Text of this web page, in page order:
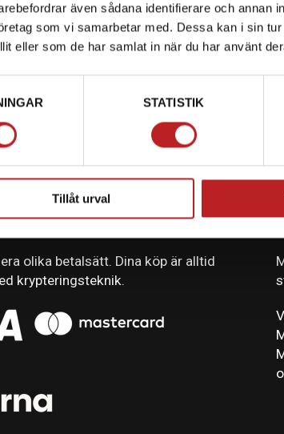
även sådana identifierare och annan
som vi samarbetar med. Dessa kan i sin
eller som de har samlat in när du har använt
STATISTIK
Tillåt urval
olika betalsätt. Dina köp är alltid
krypteringsteknik.